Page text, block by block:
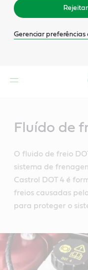
Gerenciar preferências
Fluído de
O fluido de freio
sistema de
Castrol DOT 4 é
freios causadas
para proteger o